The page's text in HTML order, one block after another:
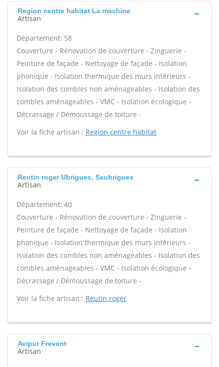
Region centre habitat La machine
Artisan
Département: 58
Couverture - Rénovation de couverture - Zinguerie -
Peinture de façade - Nettoyage de façade - Isolation
phonique - Isolation thermique des murs intérieurs -
Isolation des combles non aménageables - Isolation des
combles aménageables - VMC - Isolation écologique -
Décrassage / Démoussage de toiture -
Voir la fiche artisan : Region centre habitat
Reutin roger Ubrigues, Saubrigues
Artisan
Département: 40
Couverture - Rénovation de couverture - Zinguerie -
Peinture de façade - Nettoyage de façade - Isolation
phonique - Isolation thermique des murs intérieurs -
Isolation des combles non aménageables - Isolation des
combles aménageables - VMC - Isolation écologique -
Décrassage / Démoussage de toiture -
Voir la fiche artisan : Reutin roger
Avipur Frevent
Artisan